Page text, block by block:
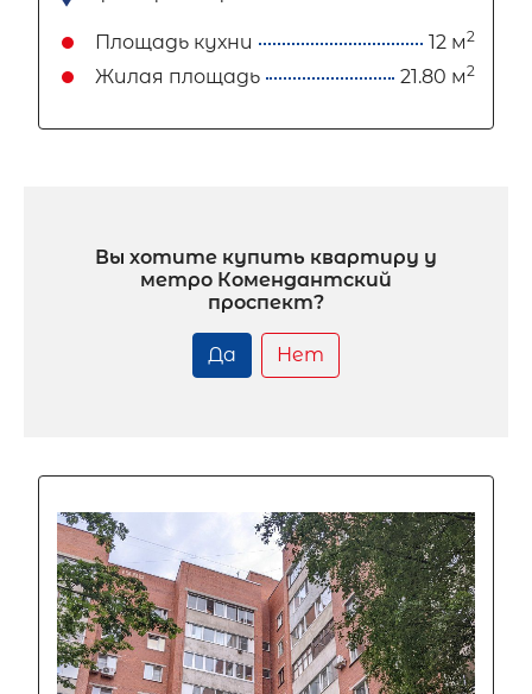
Площадь кухни 12 м2
Жилая площадь 21.80 м2
Вы хотите купить квартиру у
метро Комендантский
проспект?
Да Нет